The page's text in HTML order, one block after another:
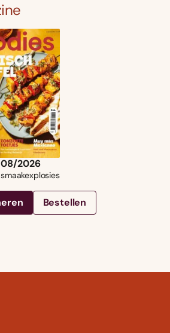
2026
Bestellen